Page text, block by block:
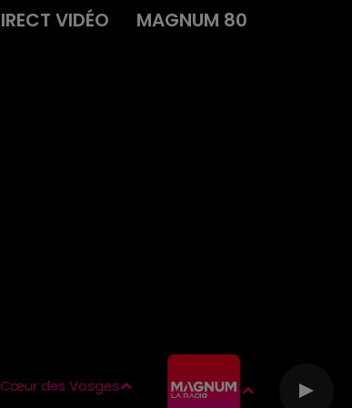
VIDÉO
MAGNUM 80
Cœur des Vosges